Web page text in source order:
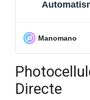
Manomano
Directe